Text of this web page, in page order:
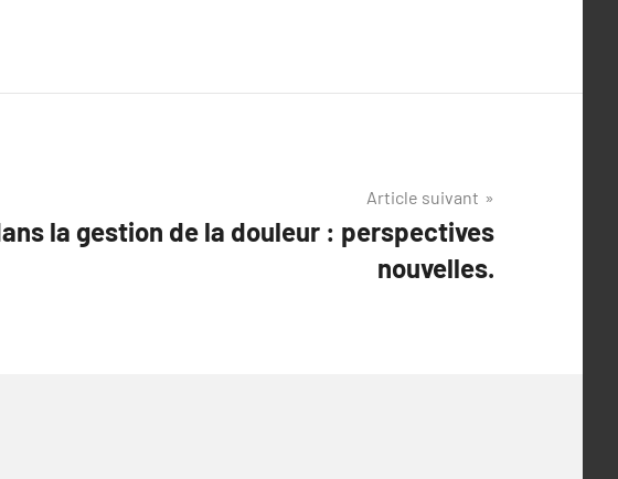
Article suivant
la gestion de la douleur : perspectives
nouvelles.